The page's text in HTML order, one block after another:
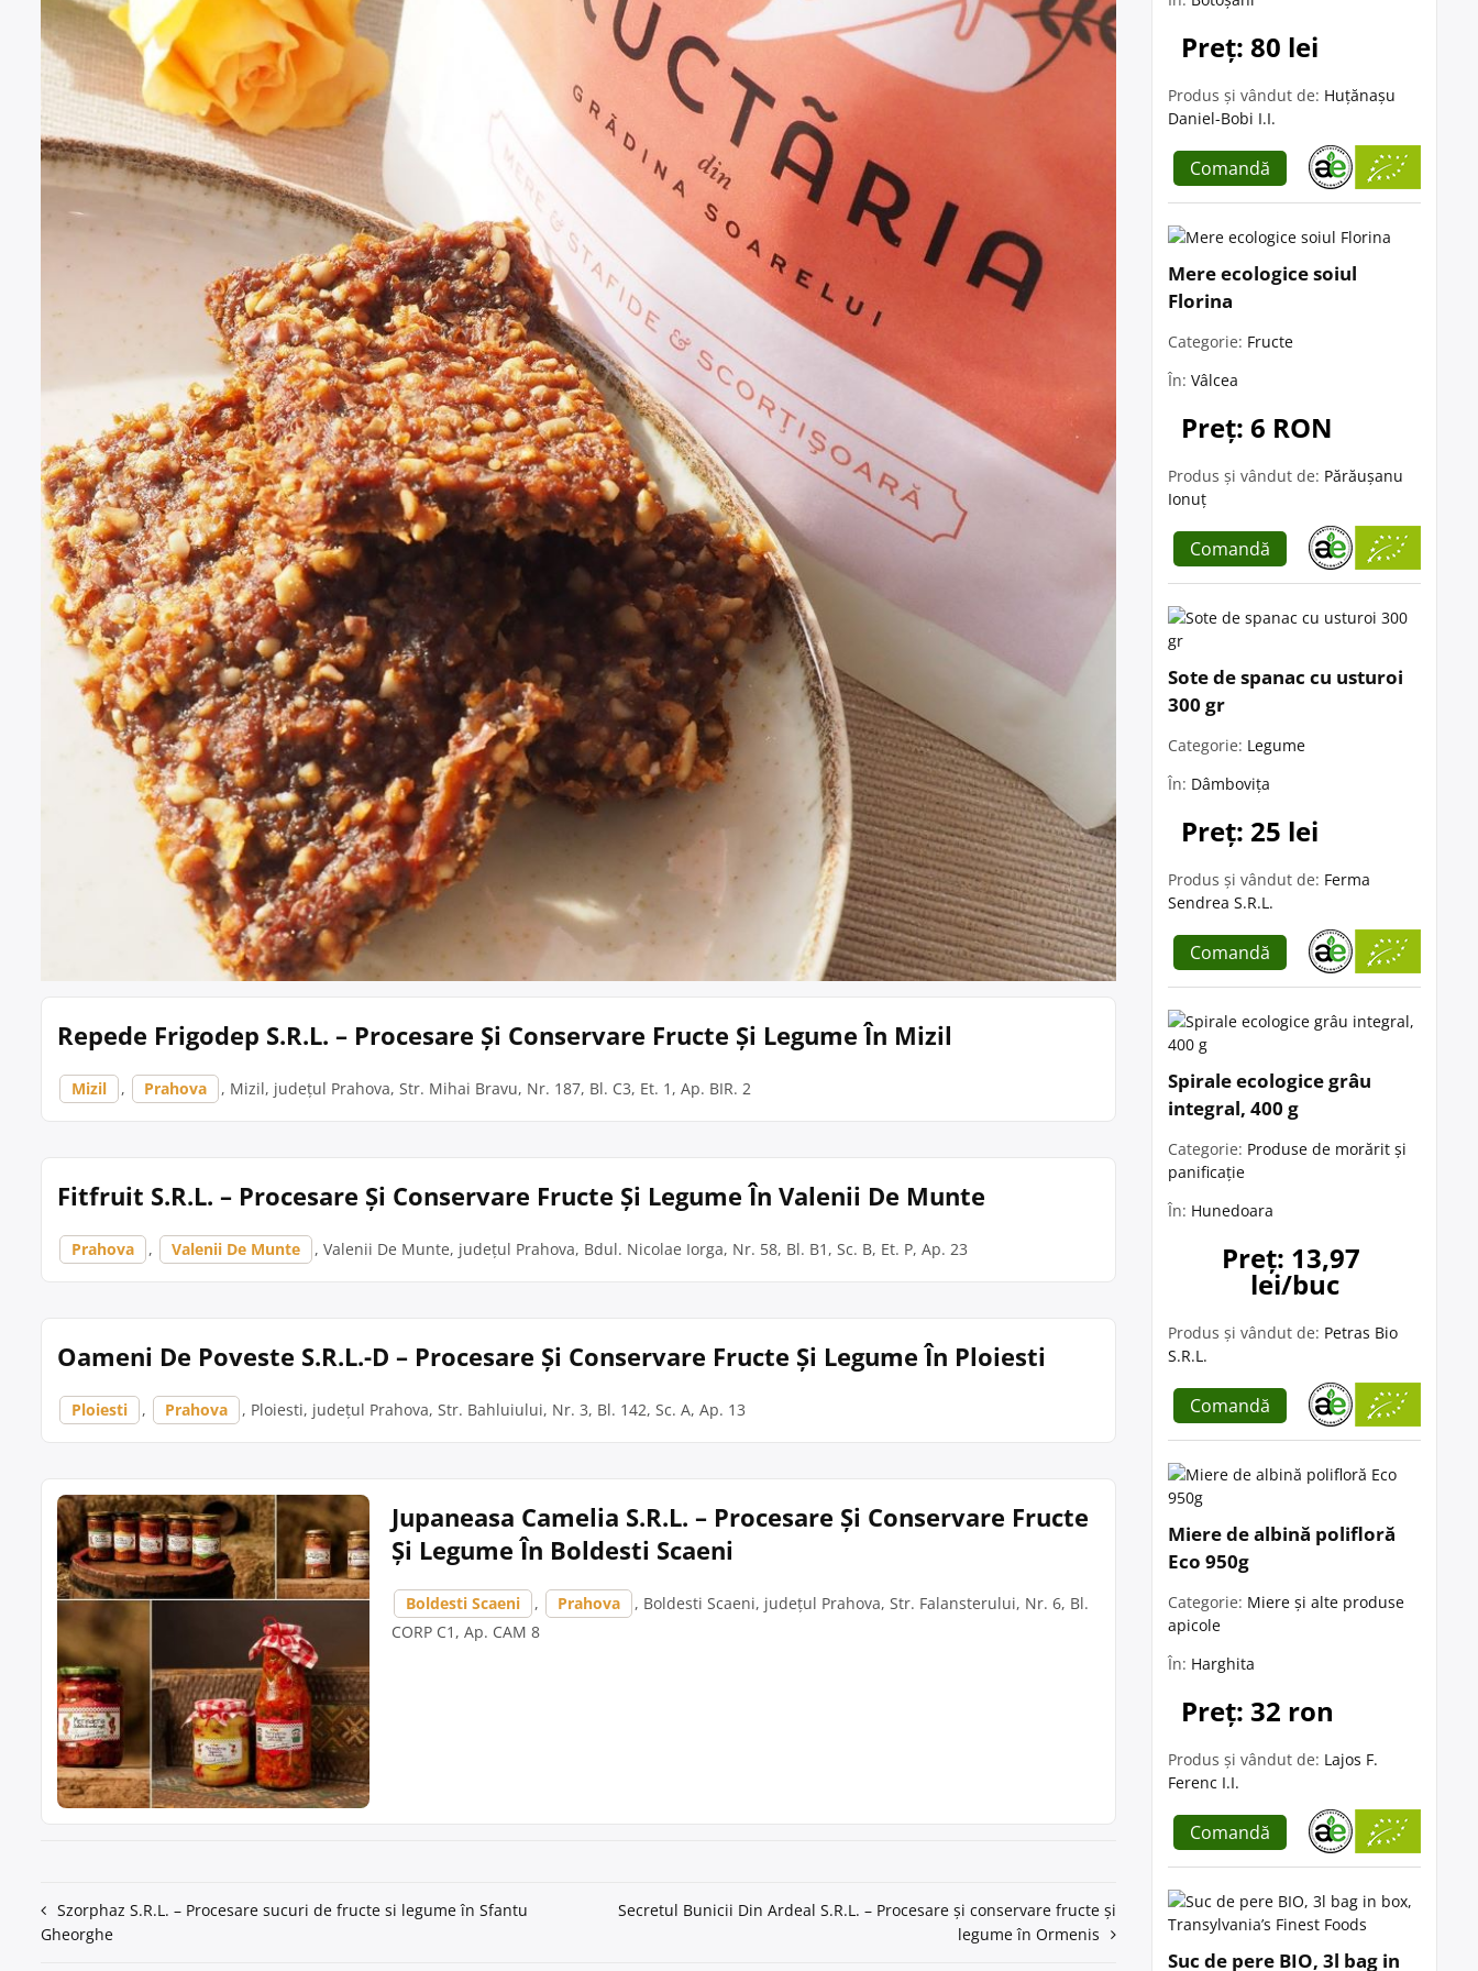
Repede Frigodep S.R.L. – Procesare Și Conservare Fructe Și Legume În Mizil
Mizil , Prahova , Mizil, județul Prahova, Str. Mihai Bravu, Nr. 187, Bl. C3, Et. 1, Ap. BIR. 2
Fitfruit S.R.L. – Procesare Și Conservare Fructe Și Legume În Valenii De Munte
Prahova , Valenii De Munte , Valenii De Munte, județul Prahova, Bdul. Nicolae Iorga, Nr. 58, Bl. B1, Sc. B, Et. P, Ap. 23
Oameni De Poveste S.R.L.-D – Procesare Și Conservare Fructe Și Legume În Ploiesti
Ploiesti , Prahova , Ploiesti, județul Prahova, Str. Bahluiului, Nr. 3, Bl. 142, Sc. A, Ap. 13
Jupaneasa Camelia S.R.L. – Procesare Și Conservare Fructe
Și Legume În Boldesti Scaeni
Boldesti Scaeni , Prahova
, Boldesti Scaeni, județul Prahova, Str. Falansterului, Nr. 6, Bl.
CORP C1, Ap. CAM 8
Navigare
în
Szorphaz S.R.L. – Procesare sucuri de fructe si legume în Sfantu
Gheorghe
Secretul Bunicii Din Ardeal S.R.L. – Procesare și conservare fructe și
legume în Ormenis
Preț: 80 lei
Produs și vândut de: Huțănașu
Daniel-Bobi I.I.
Comandă
Mere ecologice soiul
Florina
Categorie: Fructe
În: Vâlcea
Preț: 6 RON
Produs și vândut de: Părăușanu
Ionuț
Comandă
Sote de spanac cu usturoi
300 gr
Categorie: Legume
În: Dâmbovița
Preț: 25 lei
Produs și vândut de: Ferma
Sendrea S.R.L.
Comandă
Spirale ecologice grâu
integral, 400 g
Categorie: Produse de morărit și
panificație
În: Hunedoara
Preț: 13,97
lei/buc
Produs și vândut de: Petras Bio
S.R.L.
Comandă
Miere de albină polifloră
Eco 950g
Categorie: Miere și alte produse
apicole
În: Harghita
Preț: 32 ron
Produs și vândut de: Lajos F.
Ferenc I.I.
Comandă
Suc de pere BIO, 3l bag in